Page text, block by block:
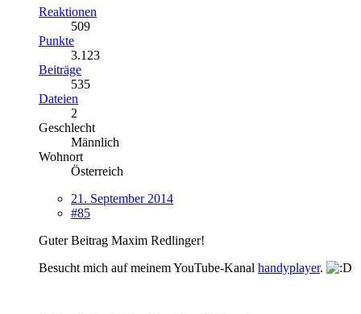
Reaktionen
509
Punkte
3.123
Beiträge
535
Dateien
2
Geschlecht
Männlich
Wohnort
Österreich
21. September 2014
#85
Guter Beitrag Maxim Redlinger!
Besucht mich auf meinem YouTube-Kanal handyplayer.